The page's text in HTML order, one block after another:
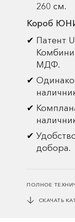
260 см.
Короб
Патент
МДФ.
добора.
ПОЛНОЕ
СКАЧАТЬ